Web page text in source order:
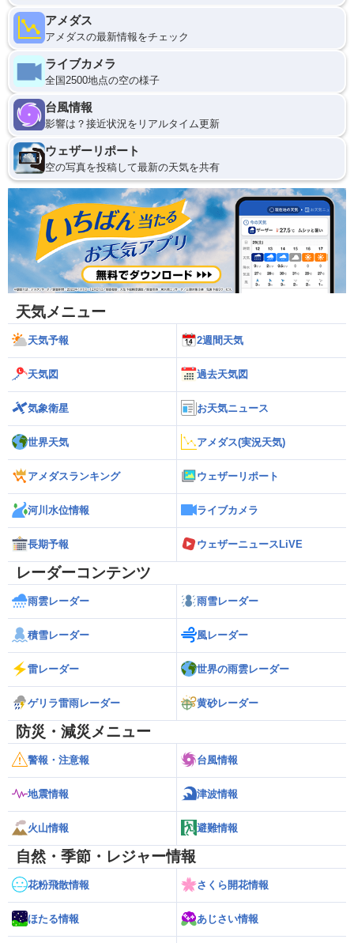
アメダス
アメダスの最新情報をチェック
ライブカメラ
全国2500地点の空の様子
台風情報
影響は？接近状況をリアルタイム更新
ウェザーリポート
空の写真を投稿して最新の天気を共有
天気メニュー
天気予報 2週間天気
天気図 過去天気図
気象衛星 お天気ニュース
世界天気 アメダス(実況天気)
アメダスランキング ウェザーリポート
河川水位情報 ライブカメラ
長期予報 ウェザーニュースLiVE
レーダーコンテンツ
雨雲レーダー 雨雪レーダー
積雪レーダー 風レーダー
雷レーダー 世界の雨雲レーダー
ゲリラ雷雨レーダー 黄砂レーダー
防災・減災メニュー
警報・注意報 台風情報
地震情報 津波情報
火山情報 避難情報
自然・季節・レジャー情報
花粉飛散情報 さくら開花情報
ほたる情報 あじさい情報